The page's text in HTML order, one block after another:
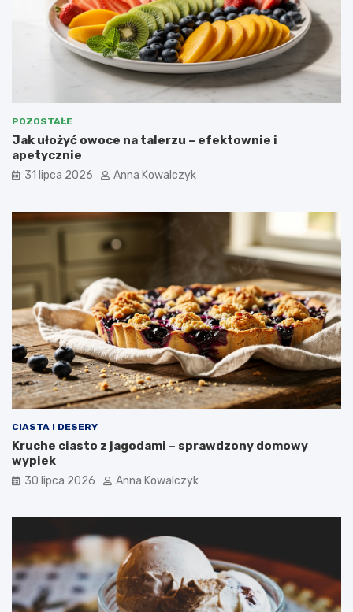
POZOSTAŁE
Jak ułożyć owoce na talerzu – efektownie i
apetycznie
31 lipca 2026 Anna Kowalczyk
CIASTA I DESERY
Kruche ciasto z jagodami – sprawdzony domowy
wypiek
30 lipca 2026 Anna Kowalczyk